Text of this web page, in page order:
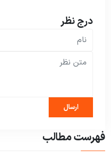
درج نظر
فهرست مطالب